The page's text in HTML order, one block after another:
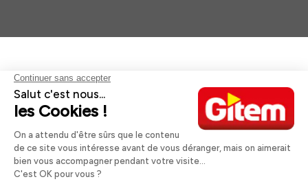
Aides et informations
Services
Informations légales
A propos